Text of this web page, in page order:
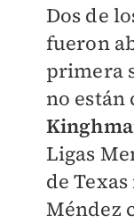
Dos de
fueron
primera
no están
Ligas
de
Méndez